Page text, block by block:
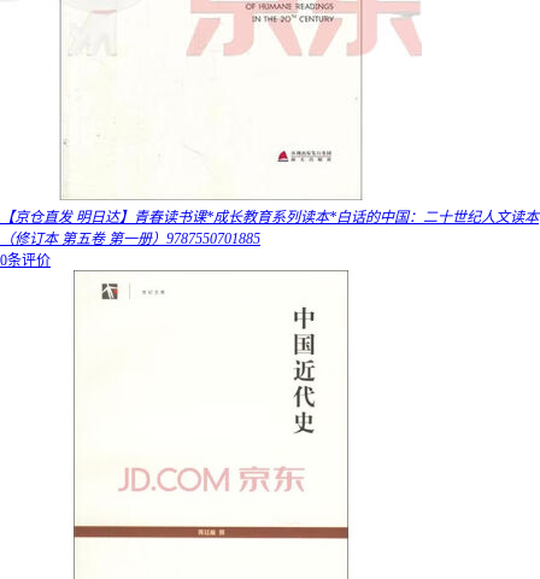
【京仓直发 明日达】青春读书课*成长教育系列读本*白话的中国：二十世纪人文读本
（修订本 第五卷 第一册）9787550701885
0条评价